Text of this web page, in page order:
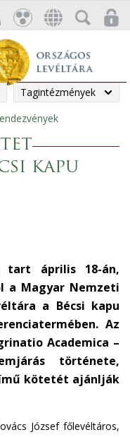
Tagintézmények
kapu
tart április 18-án,
a Magyar Nemzeti
a Bécsi kapu
Az
Academica –
története,
kötetét ajánlják
József főlevéltáros,